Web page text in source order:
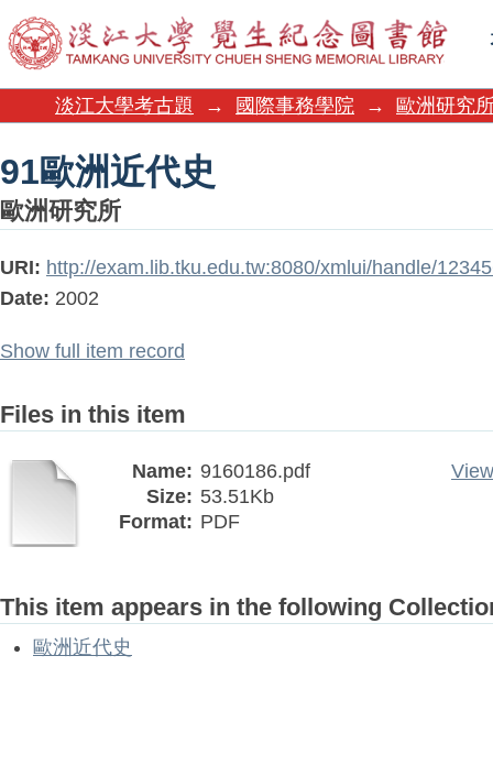
91歐洲近代史
淡江大學考古題 → 國際事務學院 → 歐洲研究
91歐洲近代史
歐洲研究所
URI: http://exam.lib.tku.edu.tw:8080/xmlui/handle/
Date: 2002
Show full item record
Files in this item
Name: 9160186.pdf
Size: 53.51Kb
Format: PDF
This item appears in the following
歐洲近代史